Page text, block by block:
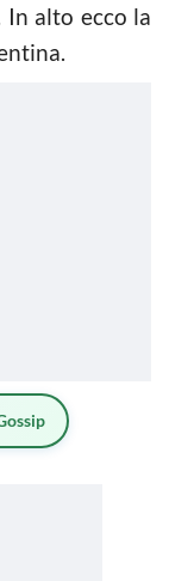
In alto ecco la